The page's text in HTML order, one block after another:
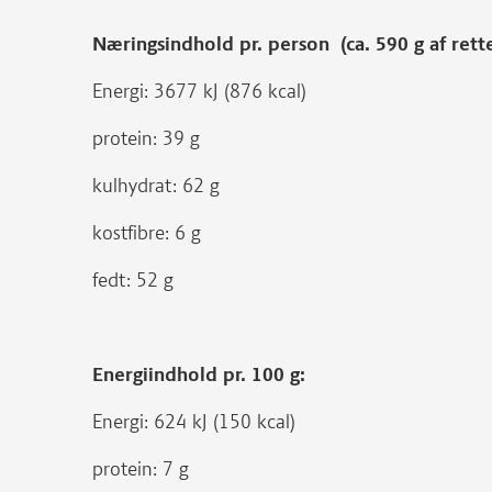
Næringsindhold pr. person (ca. 590 g af
Energi: 3677 kJ (876 kcal)
protein: 39 g
kulhydrat: 62 g
kostfibre: 6 g
fedt: 52 g
Energiindhold pr. 100 g:
Energi: 624 kJ (150 kcal)
protein: 7 g